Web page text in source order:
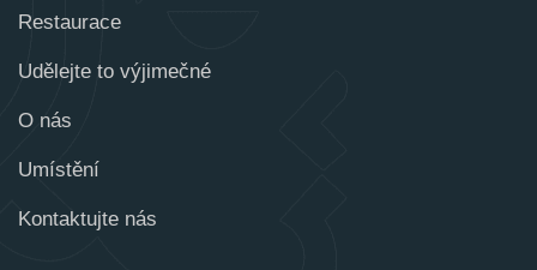
Restaurace
Udělejte to výjimečné
O nás
Umístění
Kontaktujte nás